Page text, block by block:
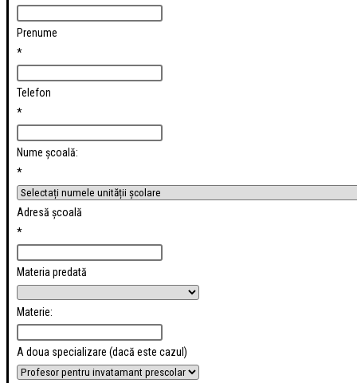
Prenume
*
Telefon
*
Nume școală:
*
Adresă școală
*
Materia predată
Materie:
A doua specializare (dacă este cazul)